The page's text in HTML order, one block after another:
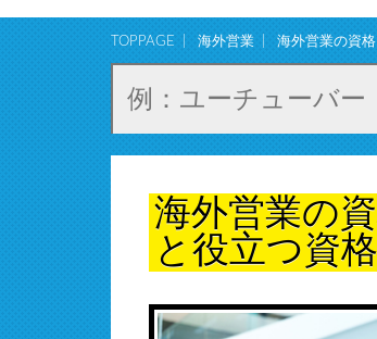
TOPPAGE 海外営業 海外営業の資
海外営業の
と役立つ資